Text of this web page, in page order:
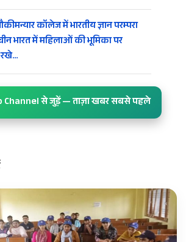
कॉलेज में भारतीय ज्ञान परम्परा
भारत में महिलाओं की भूमिका पर
रखे…
Channel से जुड़ें — ताज़ा खबर सबसे पहले